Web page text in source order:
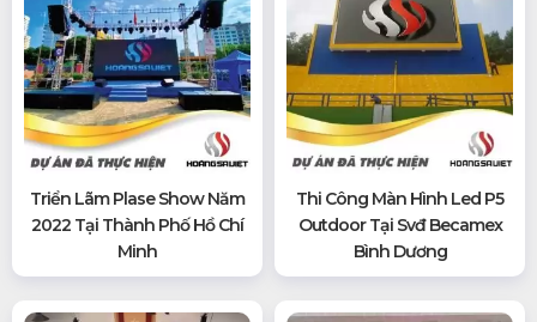
Triển Lãm Plase Show Năm
2022 Tại Thành Phố Hồ Chí
Minh
Thi Công Màn Hình Led P5
Outdoor Tại Svđ Becamex
Bình Dương